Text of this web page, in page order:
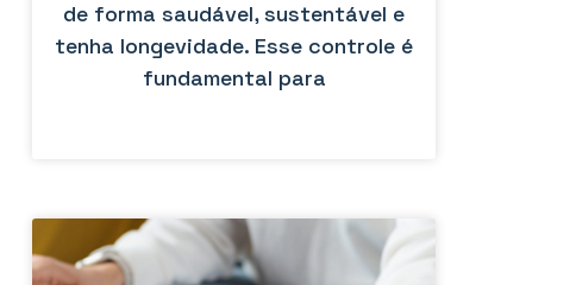
de forma saudável, sustentável e
tenha longevidade. Esse controle é
fundamental para